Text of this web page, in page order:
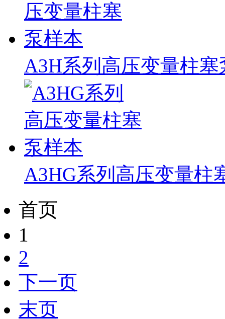
A3H系列高压变量柱塞
A3HG系列高压变量柱
首页
1
2
下一页
末页